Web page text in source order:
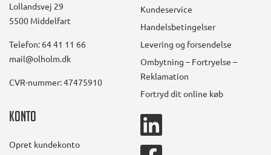
Lollandsvej 29
5500 Middelfart
Telefon: 64 41 11 66
mail@olholm.dk
CVR-nummer: 47475910
Kundeservice
Handelsbetingelser
Levering og forsendelse
Ombytning – Fortryelse –
Reklamation
Fortryd dit online køb
Konto
Opret kundekonto
square